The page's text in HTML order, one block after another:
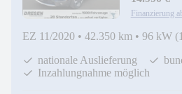
Finanzierung
EZ 11/2020 • 42.350 km • 96 kW
nationale Auslieferung
Inzahlungnahme möglich